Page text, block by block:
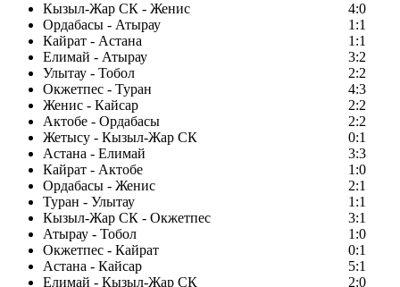
Кызыл-Жар СК - Женис
4:0
Ордабасы - Атырау
1:1
Кайрат - Астана
1:1
Елимай - Атырау
3:2
Улытау - Тобол
2:2
Окжетпес - Туран
4:3
Женис - Кайсар
2:2
Актобе - Ордабасы
2:2
Жетысу - Кызыл-Жар СК
0:1
Астана - Елимай
3:3
Кайрат - Актобе
1:0
Ордабасы - Женис
2:1
Туран - Улытау
1:1
Кызыл-Жар СК - Окжетпес
3:1
Атырау - Тобол
1:0
Окжетпес - Кайрат
0:1
Астана - Кайсар
5:1
Елимай - Кызыл-Жар СК
2:0